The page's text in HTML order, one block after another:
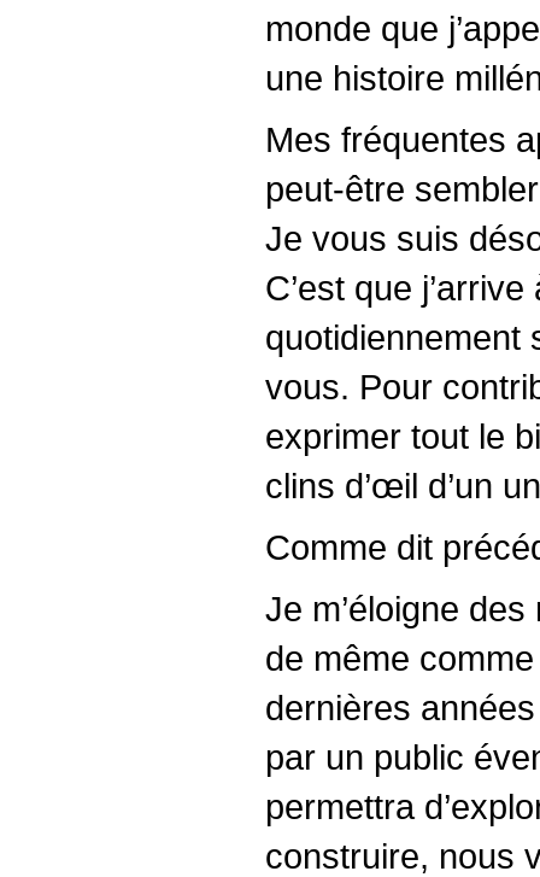
monde que
une histoire
Mes fréquentes
peut-être
Je vous suis
C’est que
quotidiennement
vous. Pour
exprimer tout le
clins d’œil d’un
Comme dit
Je m’éloigne
de même
dernières
par un public
permettra
construire, nous